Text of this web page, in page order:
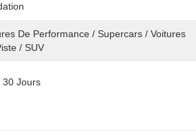
De Performance / Supercars / Voitures
/ SUV
30 Jours